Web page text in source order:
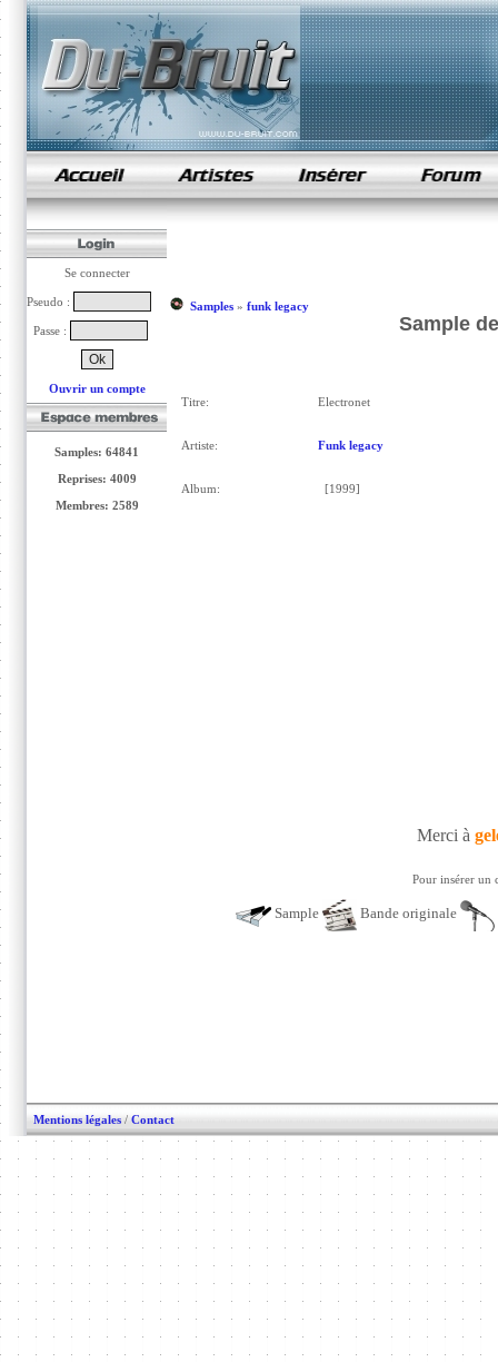
samples de rap
Se connecter
Pseudo :
Passe :
Ouvrir un compte
Samples: 64841
Reprises: 4009
Membres: 2589
Samples» funk legacy
Sample
Titre: Electronet
Artiste: Funk legacy
Album: [1999]
Merci à
Pour insérer un
Sample Bande originale
Mentions légales / Contact